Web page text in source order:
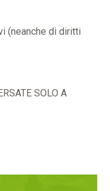
(neanche di diritti
SOLO A